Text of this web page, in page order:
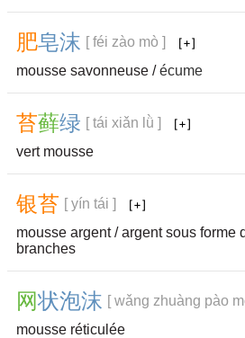
肥皂沫 [ féi zào mò ]
mousse savonneuse /écume
苔藓绿 [ tái xiǎn lǜ ]
vert mousse
银苔 [ yín tái ]
mousse argent / argent sous forme
branches
网状泡沫 [ wǎng zhuàng pào
mousse réticulée